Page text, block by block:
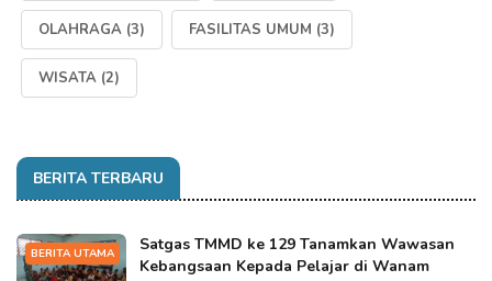
OLAHRAGA (3) FASILITAS UMUM (3)
WISATA (2)
BERITA TERBARU
BERITA UTAMA
Satgas TMMD ke 129 Tanamkan Wawasan
Kebangsaan Kepada Pelajar di Wanam